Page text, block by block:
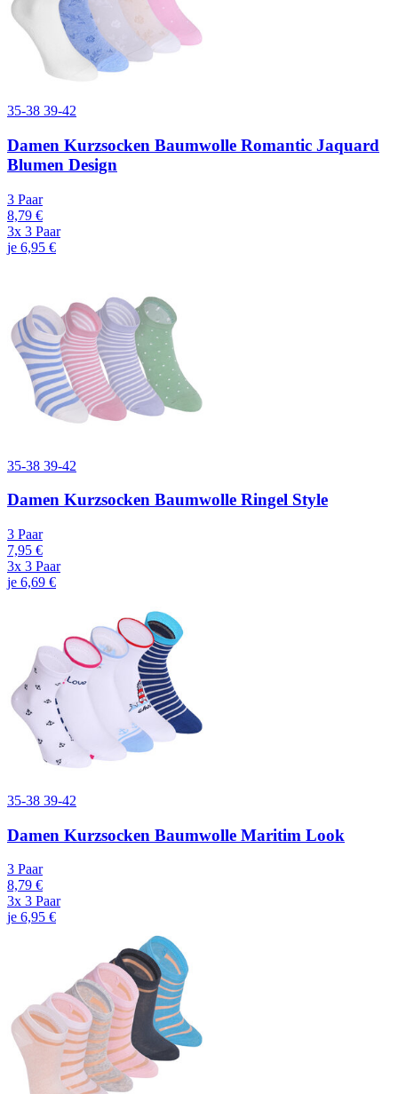
35-38 39-42
Damen Kurzsocken Baumwolle Romantic Jaquard
Blumen Design
3 Paar
8,79 €
3x 3 Paar
je 6,95 €
35-38 39-42
Damen Kurzsocken Baumwolle Ringel Style
3 Paar
7,95 €
3x 3 Paar
je 6,69 €
35-38 39-42
Damen Kurzsocken Baumwolle Maritim Look
3 Paar
8,79 €
3x 3 Paar
je 6,95 €